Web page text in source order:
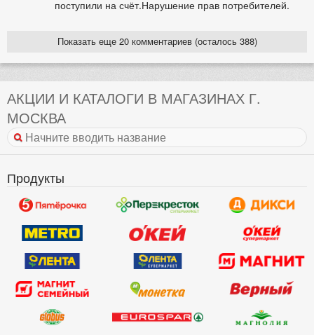
поступили на счёт.Нарушение прав потребителей.
Показать еще 20 комментариев (осталось 388)
АКЦИИ И КАТАЛОГИ В МАГАЗИНАХ Г.
МОСКВА
Продукты